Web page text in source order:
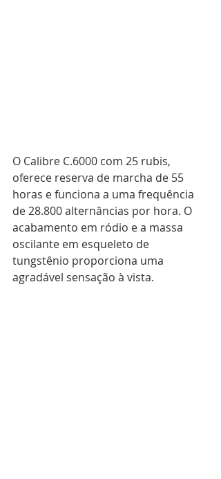
O Calibre C.6000 com 25 rubis,
oferece reserva de marcha de 55
horas e funciona a uma frequência
de 28.800 alternâncias por hora. O
acabamento em ródio e a massa
oscilante em esqueleto de
tungstênio proporciona uma
agradável sensação à vista.